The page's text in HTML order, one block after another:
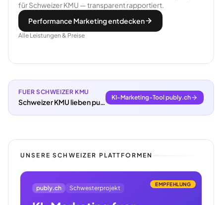
für Schweizer KMU — transparent rapportiert.
Performance Marketing entdecken
Alle Leistungen & Preise
FUER SCHWEIZER KMU
Schweizer KMU lieben publy.ch.
KI-Marketing-Tool publy.ch
UNSERE SCHWEIZER PLATTFORMEN
EMPFEHLUNG
publy.ch Schwesterprojekt